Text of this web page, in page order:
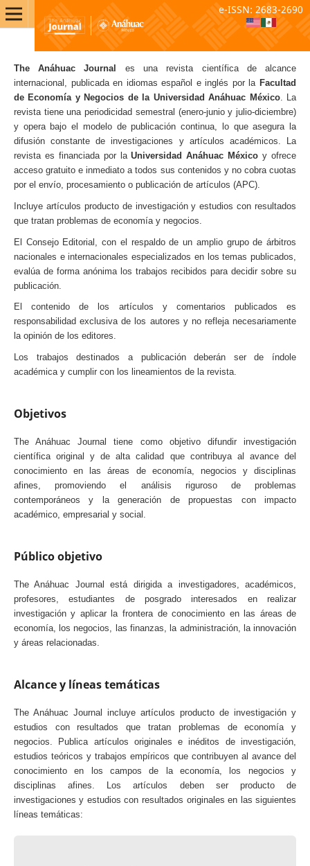
The Anáhuac Journal
es una revista científica de alcance
internacional, publicada en idiomas español e inglés por la Facultad
de Economía y Negocios de la Universidad Anáhuac México. La
revista tiene una periodicidad semestral (enero-junio y julio-diciembre)
y opera bajo el modelo de publicación continua, lo que asegura la
difusión constante de investigaciones y artículos académicos. La
revista es financiada por laUniversidad Anáhuac México y ofrece
acceso gratuito e inmediato a todos sus contenidos y no cobra cuotas
por el envío, procesamiento o publicación de artículos (APC).
Incluye artículos producto de investigación y estudios con resultados
que tratan problemas de economía y negocios.
El Consejo Editorial, con el respaldo de un amplio grupo de árbitros
nacionales e internacionales especializados en los temas publicados,
evalúa de forma anónima los trabajos recibidos para decidir sobre su
publicación.
El contenido de los artículos y comentarios publicados es
responsabilidad exclusiva de los autores y no refleja necesariamente
la opinión de los editores.
Los trabajos destinados a publicación deberán ser de índole
académica y cumplir con los lineamientos de la revista.
Objetivos
The Anáhuac Journal tiene como objetivo difundir investigación
científica original y de alta calidad que contribuya al avance del
conocimiento en las áreas de economía, negocios y disciplinas
afines, promoviendo el análisis riguroso de problemas
contemporáneos y la generación de propuestas con impacto
académico, empresarial y social.
Público objetivo
The Anáhuac Journal está dirigida a investigadores, académicos,
profesores, estudiantes de posgrado interesados en realizar
investigación y aplicar la frontera de conocimiento en las áreas de
economía, los negocios, las finanzas, la administración, la innovación
y áreas relacionadas.
Alcance y líneas temáticas
The Anáhuac Journal incluye artículos producto de investigación y
estudios con resultados que tratan problemas de economía y
negocios. Publica artículos originales e inéditos de investigación,
estudios teóricos y trabajos empíricos que contribuyen al avance del
conocimiento en los campos de la economía, los negocios y
disciplinas afines. Los artículos deben ser producto de
investigaciones y estudios con resultados originales en las siguientes
líneas temáticas:
e-ISSN: 2683-2690